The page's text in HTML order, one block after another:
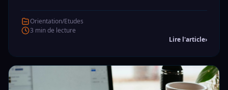
Orientation/Etudes
3 min de lecture
Lire l'article›